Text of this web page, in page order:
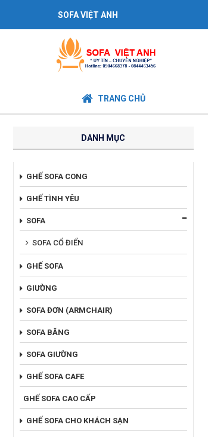
SOFA VIỆT ANH
TRANG CHỦ
DANH MỤC
GHẾ SOFA CONG
GHẾ TÌNH YÊU
SOFA
SOFA CỔ ĐIỂN
GHẾ SOFA
GIƯỜNG
SOFA ĐƠN (ARMCHAIR)
SOFA BĂNG
SOFA GIƯỜNG
GHẾ SOFA CAFE
GHẾ SOFA CAO CẤP
GHẾ SOFA CHO KHÁCH SẠN